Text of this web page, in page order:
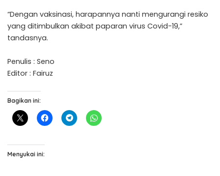
“Dengan vaksinasi, harapannya nanti mengurangi resiko
yang ditimbulkan akibat paparan virus Covid-19,”
tandasnya.
Penulis : Seno
Editor : Fairuz
Bagikan ini:
Menyukai ini: